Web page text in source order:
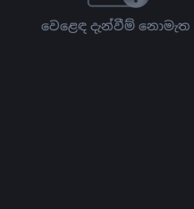
වෙළෙඳ දැන්වීම් නොමැත